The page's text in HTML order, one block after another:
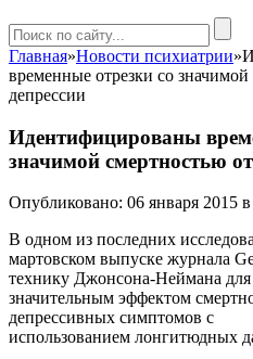
Главная»Новости психиатрии»
временные отрезки со
депрессии
Идентифицированы
значимой смертностью
Опубликовано: 06 января 2015
В одном из последних
мартовском выпуске журнала
технику Джонсона-Неймана
значительным эффектом
депрессивных симптомов с
использованием лонгитюдных